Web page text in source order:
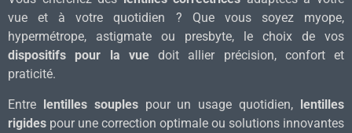
vue et à votre quotidien ? Que vous soyez myope,
hypermétrope, astigmate ou presbyte, le choix de vos
dispositifs pour la vuedoit allier précision, confort et
praticité.
Entre lentilles souplespour un usage quotidien, lentilles
rigides pour une correction optimale ou solutions innovantes